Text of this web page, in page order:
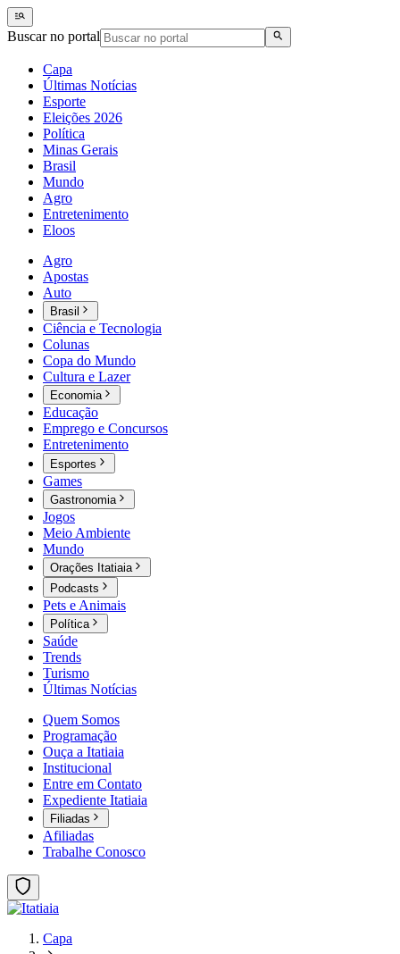
Buscar no portal
Capa
Últimas Notícias
Esporte
Eleições 2026
Política
Minas Gerais
Brasil
Mundo
Agro
Entretenimento
Eloos
Agro
Apostas
Auto
Brasil
Ciência e Tecnologia
Colunas
Copa do Mundo
Cultura e Lazer
Economia
Educação
Emprego e Concursos
Entretenimento
Esportes
Games
Gastronomia
Jogos
Meio Ambiente
Mundo
Orações Itatiaia
Podcasts
Pets e Animais
Política
Saúde
Trends
Turismo
Últimas Notícias
Quem Somos
Programação
Ouça a Itatiaia
Institucional
Entre em Contato
Expediente Itatiaia
Filiadas
Afiliadas
Trabalhe Conosco
Capa